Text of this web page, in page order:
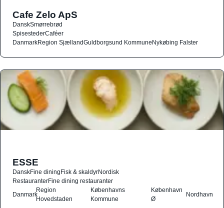
Cafe Zelo ApS
DanskSmørrebrød
SpisestederCaféer
DanmarkRegion SjællandGuldborgsund KommuneNykøbing Falster
ESSE
DanskFine diningFisk & skaldyrNordisk
RestauranterFine dining restauranter
Danmark
Region
Hovedstaden
Københavns
Kommune
København
Ø
Nordhavn